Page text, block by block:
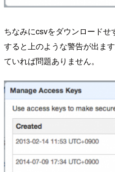
ちなみにcsvをダウンロード
すると上のような警告が出ま
ていれば問題ありません。